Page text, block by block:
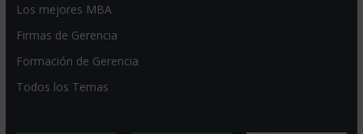
Los mejores MBA
Firmas de Gerencia
Formación de Gerencia
Todos los Temas